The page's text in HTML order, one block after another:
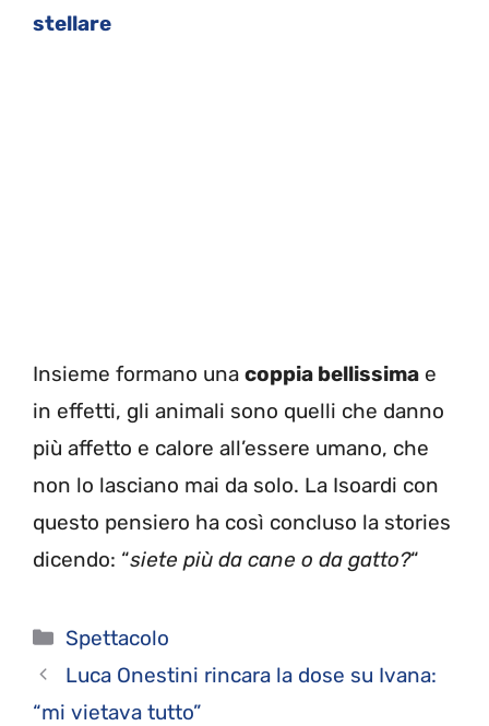
stellare
Insieme formano una coppia bellissima e
in effetti, gli animali sono quelli che danno
più affetto e calore all’essere umano, che
non lo lasciano mai da solo. La Isoardi con
questo pensiero ha così concluso la stories
dicendo: “siete più da cane o da gatto?“
Categorie
Spettacolo
Luca Onestini rincara la dose su Ivana:
“mi vietava tutto”